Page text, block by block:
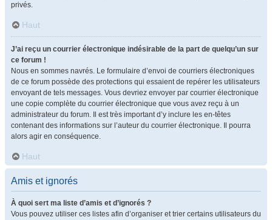
privés.
Haut
J’ai reçu un courrier électronique indésirable de la part de quelqu’un sur
ce forum !
Nous en sommes navrés. Le formulaire d’envoi de courriers électroniques
de ce forum possède des protections qui essaient de repérer les utilisateurs
envoyant de tels messages. Vous devriez envoyer par courrier électronique
une copie complète du courrier électronique que vous avez reçu à un
administrateur du forum. Il est très important d’y inclure les en-têtes
contenant des informations sur l’auteur du courrier électronique. Il pourra
alors agir en conséquence.
Haut
Amis et ignorés
À quoi sert ma liste d’amis et d’ignorés ?
Vous pouvez utiliser ces listes afin d’organiser et trier certains utilisateurs du